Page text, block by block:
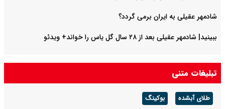
شادمهر عقیلی به ایران برمی گردد؟
ببینید| شادمهر عقیلی بعد از ۲۸ سال گل یاس را خواند+ ویدئو
تبلیغات متنی
طلای آبشده بوکینگ